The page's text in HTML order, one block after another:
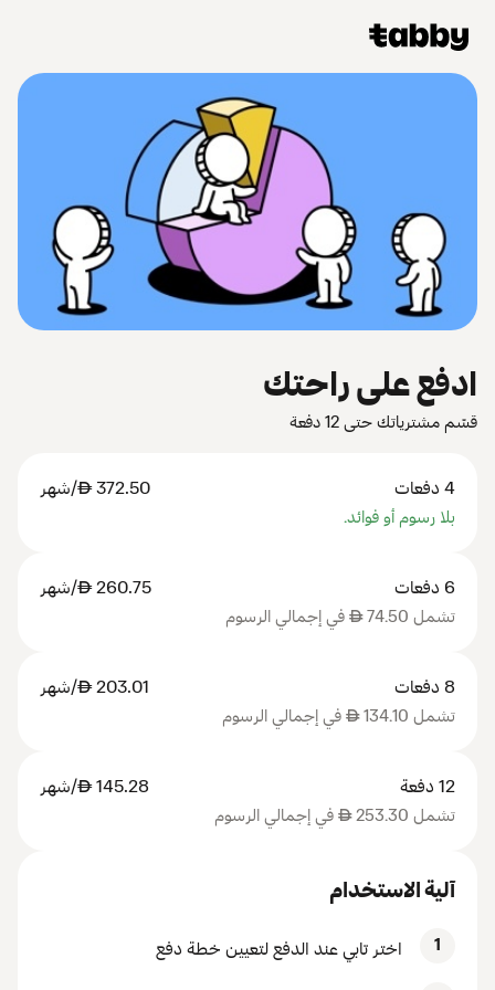
ادفع على راحتك
قسّم مشترياتك حتى 12 دفعة
4 دفعات 372.50
AED/شهر
بلا رسوم أو فوائد.
6 دفعات 260.75
AED/شهر
تشمل 74.50 AED في إجمالي الرسوم
8 دفعات 203.01
AED/شهر
تشمل 134.10 AED في إجمالي الرسوم
12 دفعة 145.28
AED/شهر
تشمل 253.30 AED في إجمالي الرسوم
آلية الاستخدام
1 اختر تابي عند الدفع لتعيين خطة دفع